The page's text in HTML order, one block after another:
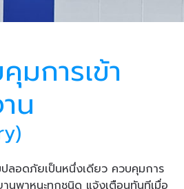
มการเข้า
น
ลอดภัยเป็นหนึ่งเดียว ควบคุมการ
นพาหนะทุกชนิด แจ้งเตือนทันทีเมื่อ